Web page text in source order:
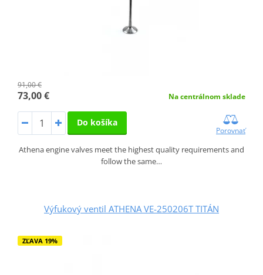
91,00 €
73,00 € Na centrálnom sklade
Do košíka
Porovnať
Athena engine valves meet the highest quality requirements and
follow the same…
Výfukový ventil ATHENA VE-250206T TITÁN
ZĽAVA 19%